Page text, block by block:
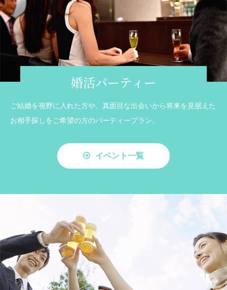
婚活パーティー
ご結婚を視野に入れた方や、真面目な出会いから将来を見据えた
お相手探しをご希望の方のパーティープラン。
イベント一覧